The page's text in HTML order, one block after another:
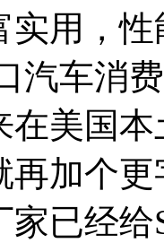
实用，
汽车消
在美国
再加个
已经给